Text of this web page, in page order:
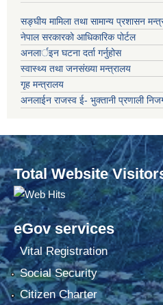
सङ्‍घीय मामिला तथा सामान्य प्रशासन
नेपाल सरकारको आधिकारिक पोर्टल
अनलार्इन घटना दर्ता गर्नुहोस
स्वास्थ्य तथा जनसंख्या मन्त्रालय
गृह मन्त्रालय
अनलाईन राजस्व ई- भुक्तानी प्रणाली
Total Website
eGov services
Vital Registration
Social Security
Citizen Charter